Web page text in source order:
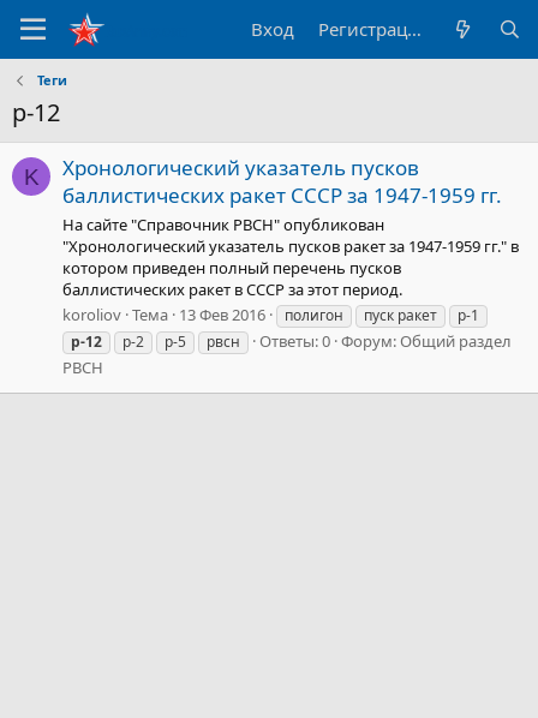
Вход Регистрация
Теги
р-12
K
Хронологический указатель пусков
баллистических ракет СССР за 1947-1959 гг.
На сайте "Справочник РВСН" опубликован
"Хронологический указатель пусков ракет за 1947-1959 гг." в
котором приведен полный перечень пусков
баллистических ракет в СССР за этот период.
koroliov Тема 13 Фев 2016 полигон пуск ракет
р-1
р-12
р-2 р-5 рвсн Ответы: 0 Форум:Общий раздел
РВСН